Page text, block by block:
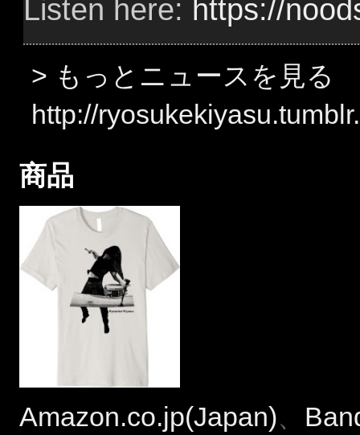
Listen here: https://
> もっとニュースを見る
http://
商品
Amazon.co.jp(Japan)、